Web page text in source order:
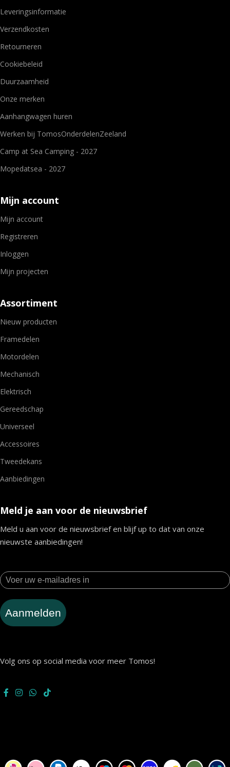
Leveringsinformatie
Verzendkosten
Retourneren
Cookiebeleid
Duurzaamheid
Onze merken
Aanhangwagen huren
Werken bij TomosOnderdelenZeeland
Camp at Sea Camping - 2027
Mopedatsea - 2027
Mijn account
Mijn account
Registreren
Inloggen
Mijn projecten
Assortiment
Nieuw producten
Framedelen
Motordelen
Mechanisch
Elektrisch
Gereedschap
Universeel
Accessoires
Tweedekans
Aanbiedingen
Meld je aan voor de nieuwsbrief
Meld u aan voor de nieuwsbrief en blijf up to dat van onze
nieuwste aanbiedingen!
Aanmelden
Volg ons op social media voor meer Tomos!